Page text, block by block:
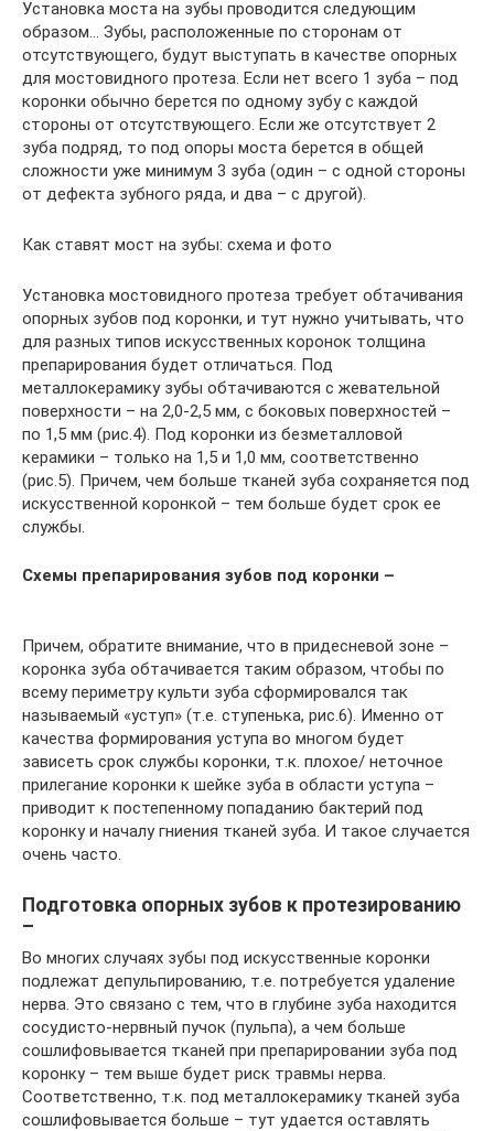
Установка моста на зубы проводится следующим
образом… Зубы, расположенные по сторонам от
отсутствующего, будут выступать в качестве опорных
для мостовидного протеза. Если нет всего 1 зуба – под
коронки обычно берется по одному зубу с каждой
стороны от отсутствующего. Если же отсутствует 2
зуба подряд, то под опоры моста берется в общей
сложности уже минимум 3 зуба (один – с одной стороны
от дефекта зубного ряда, и два – с другой).
Как ставят мост на зубы: схема и фото
Установка мостовидного протеза требует обтачивания
опорных зубов под коронки, и тут нужно учитывать, что
для разных типов искусственных коронок толщина
препарирования будет отличаться. Под
металлокерамику зубы обтачиваются с жевательной
поверхности – на 2,0-2,5 мм, с боковых поверхностей –
по 1,5 мм (рис.4). Под коронки из безметалловой
керамики – только на 1,5 и 1,0 мм, соответственно
(рис.5). Причем, чем больше тканей зуба сохраняется под
искусственной коронкой – тем больше будет срок ее
службы.
Схемы препарирования зубов под коронки –
Причем, обратите внимание, что в придесневой зоне –
коронка зуба обтачивается таким образом, чтобы по
всему периметру культи зуба сформировался так
называемый «уступ» (т.е. ступенька, рис.6). Именно от
качества формирования уступа во многом будет
зависеть срок службы коронки, т.к. плохое/ неточное
прилегание коронки к шейке зуба в области уступа –
приводит к постепенному попаданию бактерий под
коронку и началу гниения тканей зуба. И такое случается
очень часто.
Подготовка опорных зубов к протезированию
–
Во многих случаях зубы под искусственные коронки
подлежат депульпированию, т.е. потребуется удаление
нерва. Это связано с тем, что в глубине зуба находится
сосудисто-нервный пучок (пульпа), а чем больше
сошлифовывается тканей при препарировании зуба под
коронку – тем выше будет риск травмы нерва.
Соответственно, т.к. под металлокерамику тканей зуба
сошлифовывается больше – тут удается оставлять